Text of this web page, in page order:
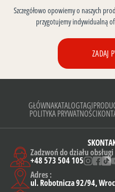
Szczegółowo opowiemy o naszych
przygotujemy indywidualną
ZADAJ
GŁÓWNAKATALOGTAGI
POLITYKA PRYWATNOŚCI
Zadzwoń do działu
+48 573 504 105
Adres :
ul. Robotnicza 92/94,